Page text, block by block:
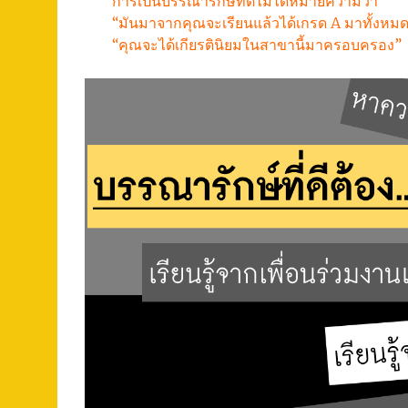
“มันมาจากคุณจะเรียนแล้วได้เกรด A มาทั้งหม
“คุณจะได้เกียรตินิยมในสาขานี้มาครอบครอง”